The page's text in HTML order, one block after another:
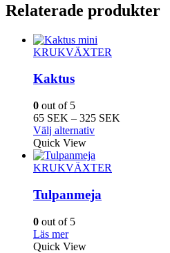
Relaterade produkter
KRUKVÄXTER
Kaktus
0 out of 5
65 SEK – 325 SEK
Välj alternativDen
produkten
har
varianter.
De
Quick View
KRUKVÄXTER
Tulpanmeja
0 out of 5
Läs mer
Quick View